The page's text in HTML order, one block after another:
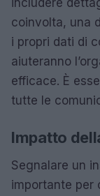
coinvolta, una
i propri dati di
aiuteranno
efficace. È
tutte le
Impatto
Segnalare un
importante per